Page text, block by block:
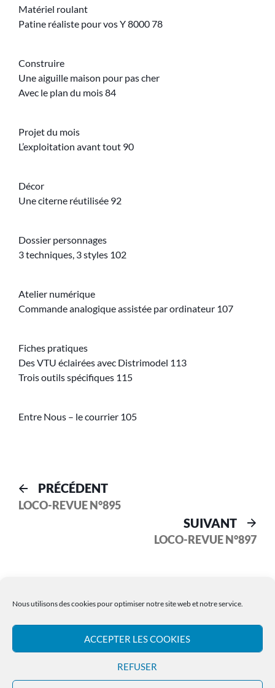
Nous utilisons des cookies pour optimiser notre site web et notre service.
ACCEPTER LES COOKIES
REFUSER
Matériel roulant
Patine réaliste pour vos Y 8000 78
Construire
Une aiguille maison pour pas cher
Avec le plan du mois 84
Projet du mois
L’exploitation avant tout 90
Décor
Une citerne réutilisée 92
Dossier personnages
3 techniques, 3 styles 102
Atelier numérique
Commande analogique assistée par ordinateur 107
Fiches pratiques
Des VTU éclairées avec Distrimodel 113
Trois outils spécifiques 115
Entre Nous – le courrier 105
PRÉCÉDENT
LOCO-REVUE N°895
SUIVANT
LOCO-REVUE N°897
Les Archives LR PRESSE